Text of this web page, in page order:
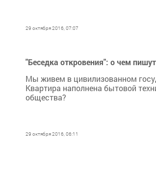
29 октября 2016, 07:07
"Беседка откровения": о чем
Мы живем в цивилизованном
Квартира наполнена бытовой
общества?
29 октября 2016, 06:11